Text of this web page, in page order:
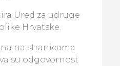
Ured za udruge
Hrvatske.
na stranicama
su odgovornost